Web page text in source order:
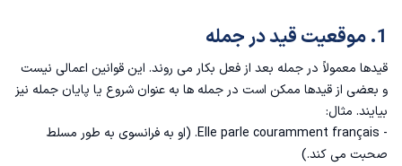
1. موقعیت قید در جمله
قیدها معمولاً در جمله بعد از فعل بکار می روند. این قوانین اعمالی نیست
و بعضی از قیدها ممکن است در جمله ها به عنوان شروع یا پایان جمله نیز
بیایند. مثال:
- Elle parle couramment français. (او به فرانسوی به طور مسلط
صحبت می کند.)